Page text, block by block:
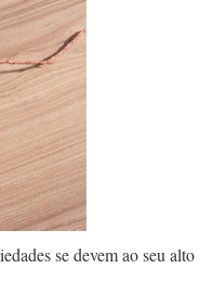
se devem ao seu alto